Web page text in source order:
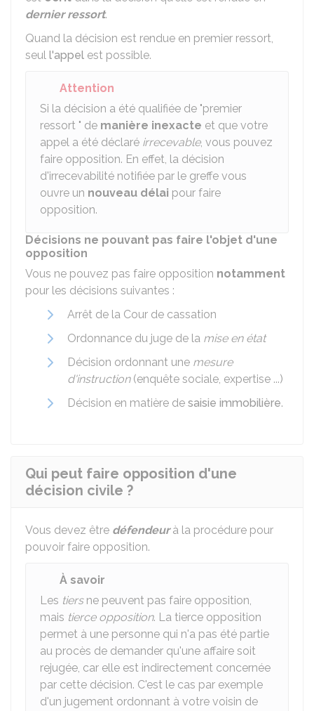
dernier ressort.
Quand la décision est rendue en premier ressort,
seul l'appel est possible.
Attention
Si la décision a été qualifiée de "premier
ressort " de manière inexacte et que votre
appel a été déclaré irrecevable, vous pouvez
faire opposition. En effet, la décision
d'irrecevabilité notifiée par le greffe vous
ouvre un nouveau délai pour faire
opposition.
Décisions ne pouvant pas faire l'objet d'une
opposition
Vous ne pouvez pas faire opposition notamment
pour les décisions suivantes :
Arrêt de la Cour de cassation
Ordonnance du juge de la mise en état
Décision ordonnant une mesure
d'instruction(enquête sociale, expertise ...)
Décision en matière de saisie immobilière.
Qui peut faire opposition d'une
décision civile ?
Vous devez être défendeurà la procédure pour
pouvoir faire opposition.
À savoir
Les tiersne peuvent pas faire opposition,
mais tierce opposition. La tierce opposition
permet à une personne qui n'a pas été partie
au procès de demander qu'une affaire soit
rejugée, car elle est indirectement concernée
par cette décision. C'est le cas par exemple
d'un jugement ordonnant à votre voisin de